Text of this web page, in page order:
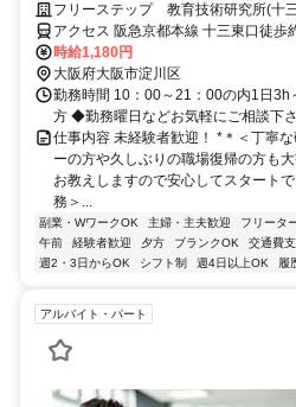
の駅チカ★友達同士での応募も歓迎！進
フリーステップ 教育技術研究所(十
アクセス 阪急京都本線 十三東口徒歩
徒歩約2分、阪急神戸本線 十三東口徒
「十三駅」より徒歩2分
時給1,180円
大阪府大阪市淀川区
勤務時間 10：00～21：00の内1日
方 ◆勤務曜日などお気軽にご相談下さ
仕事内容 未経験者歓迎！ *＊＜丁寧
ーの方や久しぶりの職場復帰の方も
お教えしますので安心してスタート
務＞...
副業・WワークOK 主婦・主夫歓迎 フリータ
午前
経験者歓迎 夕方 ブランクOK 交通費
週2・3日からOK
シフト制 週4日以上OK 履
アルバイト・パート